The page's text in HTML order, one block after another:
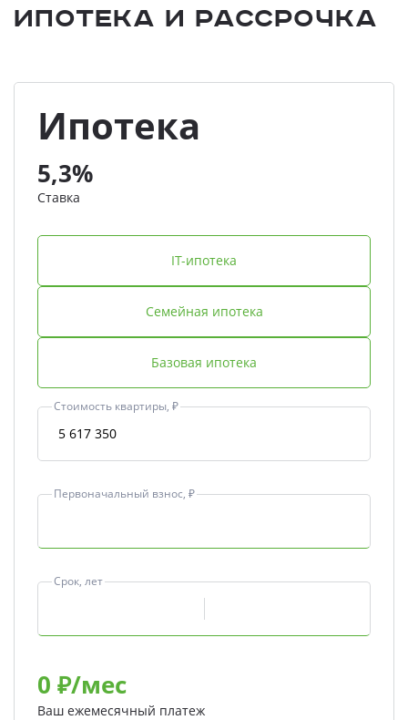
Ипотека и Рассрочка
Ипотека
5,3%
Ставка
IT-ипотека
Семейная ипотека
Базовая ипотека
Стоимость квартиры, ₽
Первоначальный взнос, ₽
Срок, лет
0 ₽/мес
Ваш ежемесячный платеж